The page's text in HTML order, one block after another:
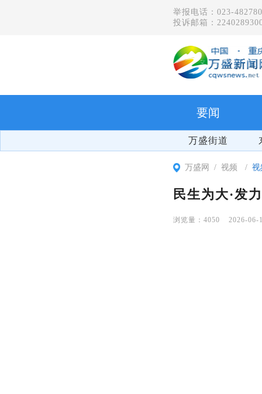
举报电话：023-
投诉邮箱：
要闻
万盛街道
万盛网 视频 视
民生为大·发
4050 2026-06-